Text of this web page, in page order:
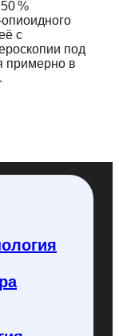
%
с
под
примерно в